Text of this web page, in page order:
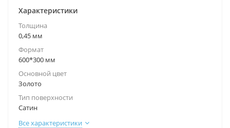
Характеристики
Толщина
0,45 мм
Формат
600*300 мм
Основной цвет
Золото
Тип поверхности
Сатин
Все характеристики